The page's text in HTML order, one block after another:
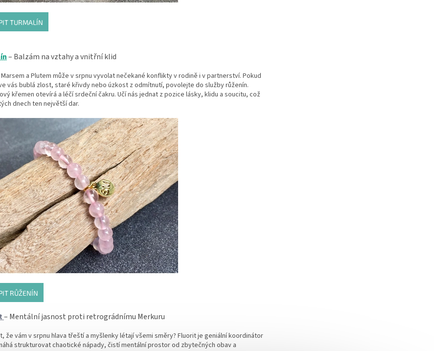
TURMALÍN
– Balzám na vztahy a vnitřní klid
a Plutem může v srpnu vyvolat nečekané konflikty v rodině i v partnerství. Pokud
vás bublá zlost, staré křivdy nebo úzkost z odmítnutí, povolejte do službyrůženín.
křemen otevírá a léčí srdeční čakru. Učí nás jednat z pozice lásky, klidu a soucitu, což
dnech ten největší dar.
RŮŽENÍN
– Mentální jasnost proti retrográdnímu Merkuru
že vám v srpnu hlava třeští a myšlenky létají všemi směry? Fluoritje geniální koordinátor
strukturovat chaotické nápady, čistí mentální prostor od zbytečných obav a